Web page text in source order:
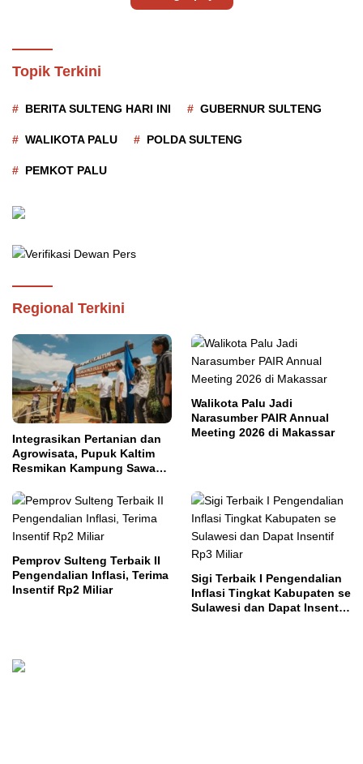
Topik Terkini
BERITA SULTENG HARI INI GUBERNUR SULTENG
WALIKOTA PALU POLDA SULTENG
PEMKOT PALU
Regional Terkini
Integrasikan Pertanian dan
Agrowisata, Pupuk Kaltim
Resmikan Kampung Sawah
Walikota Palu Jadi
Narasumber PAIR Annual
Meeting 2026 di Makassar
Pemprov Sulteng Terbaik II
Pengendalian Inflasi, Terima
Insentif Rp2 Miliar
Sigi Terbaik I Pengendalian
Inflasi Tingkat Kabupaten se
Sulawesi dan Dapat Insentif